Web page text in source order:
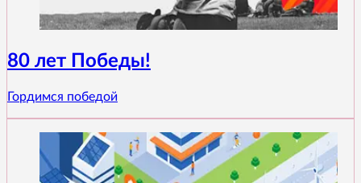
80 лет Победы!
Гордимся победой